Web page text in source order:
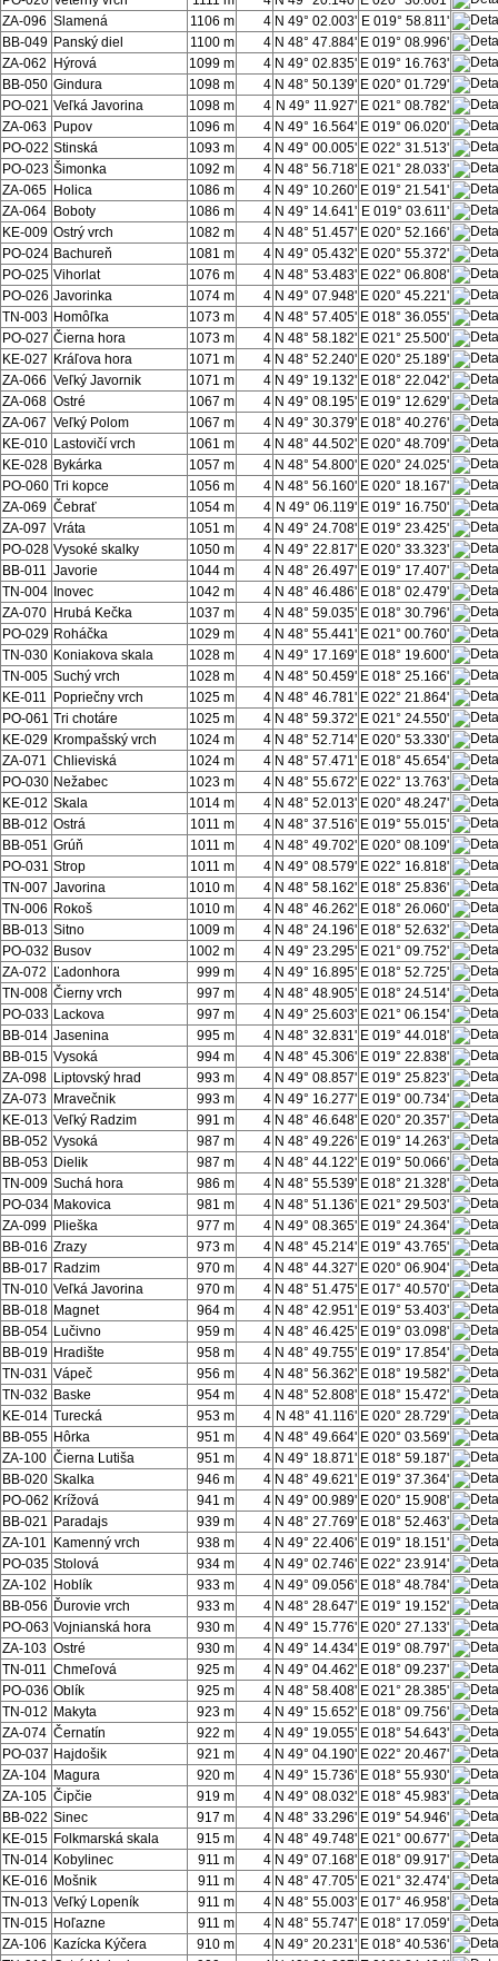
ZA-096 Slamená 1106 m 4 N 49° 02.003' E 019° 58.811'
BB-049 Panský diel 1100 m 4 N 48° 47.884' E 019° 08.996'
ZA-062
Hýrová 1099 m 4 N 49° 02.835' E 019° 16.763'
BB-050 Gindura 1098 m 4 N 48° 50.139' E 020° 01.729'
PO-021 Veľká Javorina 1098 m 4 N 49° 11.927' E 021° 08.782'
ZA-063 Pupov 1096 m 4 N 49° 16.564' E 019° 06.020'
PO-022 Stinská 1093 m 4 N 49° 00.005' E 022° 31.513'
PO-023 Šimonka 1092 m 4 N 48° 56.718' E 021° 28.033'
ZA-065 Holica 1086 m 4 N 49° 10.260' E 019° 21.541'
ZA-064 Boboty 1086 m 4 N 49° 14.641' E 019° 03.611'
KE-009 Ostrý vrch 1082 m 4 N 48° 51.457' E 020° 52.166'
PO-024 Bachureň 1081 m 4 N 49° 05.432' E 020° 55.372'
PO-025 Vihorlat 1076 m 4 N 48° 53.483' E 022° 06.808'
PO-026 Javorinka 1074 m 4 N 49° 07.948' E 020° 45.221'
TN-003 Homôľka 1073 m 4 N 48° 57.405' E 018° 36.055'
PO-027 Čierna hora 1073 m 4 N 48° 58.182' E 021° 25.500'
KE-027 Kráľova hora 1071 m 4 N 48° 52.240' E 020° 25.189'
ZA-066 Veľký Javornik 1071 m 4 N 49° 19.132' E 018° 22.042'
ZA-068 Ostré 1067 m 4 N 49° 08.195' E 019° 12.629'
ZA-067 Veľký Polom 1067 m 4 N 49° 30.379' E 018° 40.276'
KE-010 Lastovičí vrch 1061 m 4 N 48° 44.502' E 020° 48.709'
KE-028 Bykárka 1057 m 4 N 48° 54.800' E 020° 24.025'
PO-060 Tri kopce 1056 m 4 N 48° 56.160' E 020° 18.167'
ZA-069 Čebrať 1054 m 4 N 49° 06.119' E 019° 16.750'
ZA-097 Vráta 1051 m 4 N 49° 24.708' E 019° 23.425'
PO-028 Vysoké skalky 1050 m 4 N 49° 22.817' E 020° 33.323'
BB-011 Javorie 1044 m 4 N 48° 26.497' E 019° 17.407'
TN-004 Inovec 1042 m 4 N 48° 46.486' E 018° 02.479'
ZA-070 Hrubá Kečka 1037 m 4 N 48° 59.035' E 018° 30.796'
PO-029 Roháčka 1029 m 4 N 48° 55.441' E 021° 00.760'
TN-030 Koniakova skala 1028 m 4 N 49° 17.169' E 018° 19.600'
TN-005 Suchý vrch 1028 m 4 N 48° 50.459' E 018° 25.166'
KE-011
Popriečny vrch 1025 m 4 N 48° 46.781' E 022° 21.864'
PO-061 Tri chotáre 1025 m 4 N 48° 59.372' E 021° 24.550'
KE-029 Krompašský vrch 1024 m 4 N 48° 52.714' E 020° 53.330'
ZA-071 Chlieviská 1024 m 4 N 48° 57.471' E 018° 45.654'
PO-030 Nežabec 1023 m 4 N 48° 55.672' E 022° 13.763'
KE-012 Skala 1014 m 4 N 48° 52.013' E 020° 48.247'
BB-012 Ostrá 1011 m 4 N 48° 37.516' E 019° 55.015'
BB-051 Grúň 1011 m 4 N 48° 49.702' E 020° 08.109'
PO-031 Strop 1011 m 4 N 49° 08.579' E 022° 16.818'
TN-007 Javorina 1010 m 4 N 48° 58.162' E 018° 25.836'
TN-006 Rokoš 1010 m 4 N 48° 46.262' E 018° 26.060'
BB-013 Sitno 1009 m 4 N 48° 24.196' E 018° 52.632'
PO-032 Busov 1002 m 4 N 49° 23.295' E 021° 09.752'
ZA-072
Ľadonhora 999 m 4 N 49° 16.895' E 018° 52.725'
TN-008 Čierny vrch 997 m 4 N 48° 48.905' E 018° 24.514'
PO-033 Lackova 997 m 4 N 49° 25.603' E 021° 06.154'
BB-014 Jasenina 995 m 4 N 48° 32.831' E 019° 44.018'
BB-015 Vysoká 994 m 4 N 48° 45.306' E 019° 22.838'
ZA-098 Liptovský hrad 993 m 4 N 49° 08.857' E 019° 25.823'
ZA-073 Mravečnik 993 m 4 N 49° 16.277' E 019° 00.734'
KE-013 Veľký Radzim 991 m 4 N 48° 46.648' E 020° 20.357'
BB-052 Vysoká 987 m 4 N 48° 49.226' E 019° 14.263'
BB-053 Dielik 987 m 4 N 48° 44.122' E 019° 50.066'
TN-009 Suchá hora 986 m 4 N 48° 55.539' E 018° 21.328'
PO-034 Makovica 981 m 4 N 48° 51.136' E 021° 29.503'
ZA-099 Plieška 977 m 4 N 49° 08.365' E 019° 24.364'
BB-016 Zrazy 973 m 4 N 48° 45.214' E 019° 43.765'
BB-017 Radzim 970 m 4 N 48° 44.327' E 020° 06.904'
TN-010 Veľká Javorina 970 m 4 N 48° 51.475' E 017° 40.570'
BB-018 Magnet 964 m 4 N 48° 42.951' E 019° 53.403'
BB-054 Lučivno 959 m 4 N 48° 46.425' E 019° 03.098'
BB-019 Hradište 958 m 4 N 48° 49.755' E 019° 17.854'
TN-031 Vápeč 956 m 4 N 48° 56.362' E 018° 19.582'
TN-032 Baske 954 m 4 N 48° 52.808' E 018° 15.472'
KE-014 Turecká 953 m 4 N 48° 41.116' E 020° 28.729'
BB-055 Hôrka 951 m 4 N 48° 49.664' E 020° 03.569'
ZA-100 Čierna Lutiša 951 m 4 N 49° 18.871' E 018° 59.187'
BB-020 Skalka 946 m 4 N 48° 49.621' E 019° 37.364'
PO-062 Krížová 941 m 4 N 49° 00.989' E 020° 15.908'
BB-021 Paradajs 939 m 4 N 48° 27.769' E 018° 52.463'
ZA-101
Kamenný vrch 938 m 4 N 49° 22.406' E 019° 18.151'
PO-035 Stolová 934 m 4 N 49° 02.746' E 022° 23.914'
ZA-102
Hoblík 933 m 4 N 49° 09.056' E 018° 48.784'
BB-056 Ďurovie vrch 933 m 4 N 48° 28.647' E 019° 19.152'
PO-063 Vojnianská hora 930 m 4 N 49° 15.776' E 020° 27.133'
ZA-103 Ostré 930 m 4 N 49° 14.434' E 019° 08.797'
TN-011 Chmeľová 925 m 4 N 49° 04.462' E 018° 09.237'
PO-036 Oblík 925 m 4 N 48° 58.408' E 021° 28.385'
TN-012 Makyta 923 m 4 N 49° 15.652' E 018° 09.756'
ZA-074 Černatín 922 m 4 N 49° 19.055' E 018° 54.643'
PO-037 Hajdošik 921 m 4 N 49° 04.190' E 022° 20.467'
ZA-104 Magura 920 m 4 N 49° 15.736' E 018° 55.930'
ZA-105 Čipčie 919 m 4 N 49° 08.032' E 018° 45.983'
BB-022 Sinec 917 m 4 N 48° 33.296' E 019° 54.946'
KE-015 Folkmarská skala 915 m 4 N 48° 49.748' E 021° 00.677'
TN-014 Kobylinec 911 m 4 N 49° 07.168' E 018° 09.917'
KE-016 Mošnik 911 m 4 N 48° 47.705' E 021° 32.474'
TN-013 Veľký Lopeník 911 m 4 N 48° 55.003' E 017° 46.958'
TN-015 Hoľazne 911 m 4 N 48° 55.747' E 018° 17.059'
ZA-106
Kazícka Kýčera 910 m 4 N 49° 20.231' E 018° 40.536'